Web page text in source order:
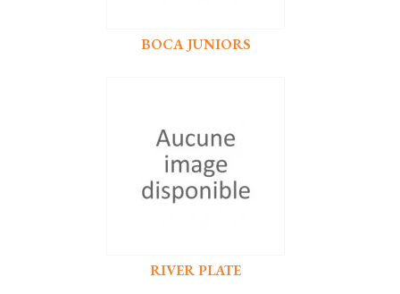
BOCA JUNIORS
RIVER PLATE